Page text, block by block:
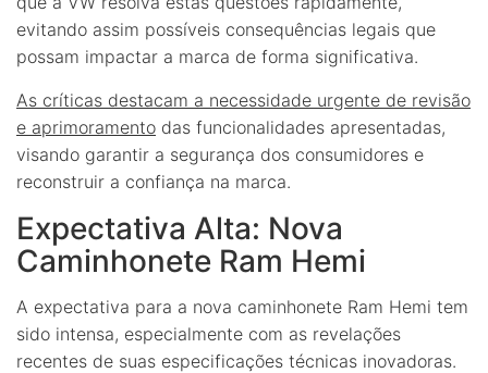
evitando assim possíveis consequências legais que
possam impactar a marca de forma significativa.
As críticas destacam a necessidade urgente de revisão
e aprimoramento das funcionalidades apresentadas,
visando garantir a segurança dos consumidores e
reconstruir a confiança na marca.
Expectativa Alta: Nova
Caminhonete Ram Hemi
A expectativa para a nova caminhonete Ram Hemi tem
sido intensa, especialmente com as revelações
recentes de suas especificações técnicas inovadoras.